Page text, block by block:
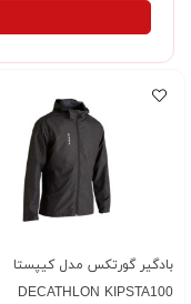
بادگیر گورتکس مدل کیپستا
DECATHLON KIPSTA100